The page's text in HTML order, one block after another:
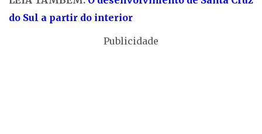
do Sul a partir do interior
Publicidade